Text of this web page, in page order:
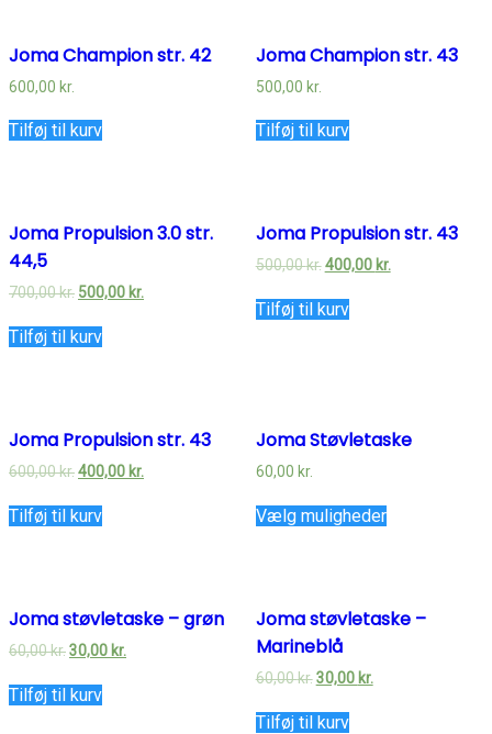
Joma Champion str. 42
600,00 kr.
Tilføj til kurv
Joma Champion str. 43
500,00 kr.
Tilføj til kurv
Joma Propulsion 3.0 str.
44,5
700,00kr. 500,00 kr.
Tilføj til kurv
Joma Propulsion str. 43
500,00kr. 400,00 kr.
Tilføj til kurv
Joma Propulsion str. 43
600,00kr.400,00 kr.
Tilføj til kurv
Joma Støvletaske
60,00 kr.
Vælg muligheder
Joma støvletaske – grøn
60,00kr.30,00 kr.
Tilføj til kurv
Joma støvletaske –
Marineblå
60,00kr. 30,00 kr.
Tilføj til kurv